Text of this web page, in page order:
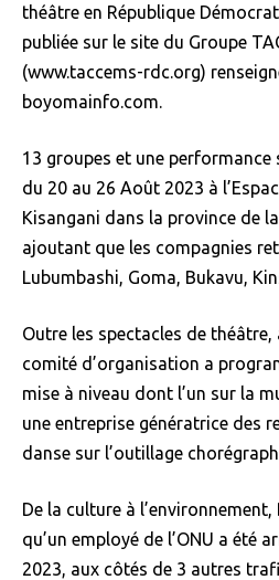
théâtre en République
publiée sur le site du Groupe
(www.taccems-rdc.org)
boyomainfo.com.
13 groupes et une
du 20 au 26 Août 2023 à
Kisangani dans la province de
ajoutant que les compagnies
Lubumbashi, Goma, Bukavu,
Outre les spectacles de
comité d’organisation a
mise à niveau dont l’un sur la
une entreprise génératrice des
danse sur l’outillage
De la culture à
qu’un employé de l’ONU a été
2023, aux côtés de 3 autres